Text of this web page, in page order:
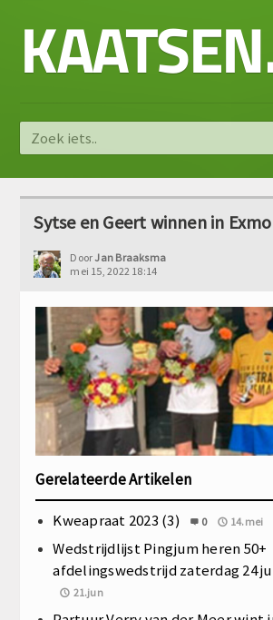
Sytse en Geert winnen in
DoorJan Braaksma
mei 15, 2022 18:14
Gerelateerde Artikelen
Kweapraat 2023 (3) 0 14.mei
Wedstrijdlijst Pingjum heren 50+
afdelingswedstrijd zaterdag 24
21.jun